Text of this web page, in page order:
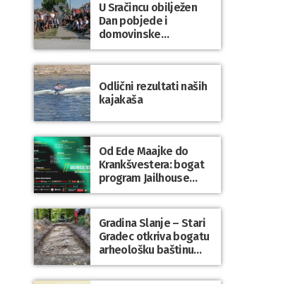
U Sračincu obilježen
Dan pobjede i
domovinske
zahvalnosti te Dan
hrvatskih branitelja
Odlični rezultati naših
kajakaša
Od Ede Maajke do
Krankšvestera: bogat
program Jailhouse
Festivala 2026. u
Lepoglavi
Gradina Slanje – Stari
Gradec otkriva bogatu
arheološku baštinu
Varaždinske županije